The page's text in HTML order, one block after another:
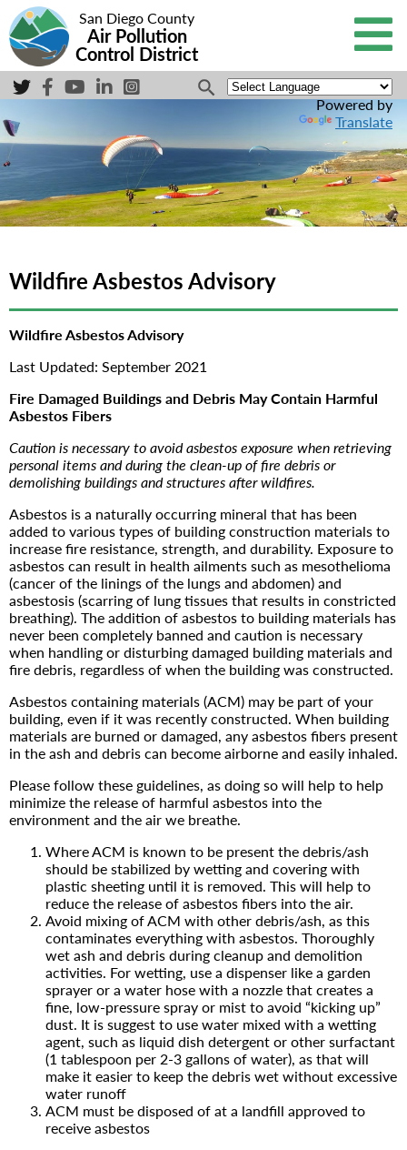
San Diego County
Air Pollution
Control District
Powered by
Translate
Wildfire Asbestos Advisory
Wildfire Asbestos Advisory
Last Updated: September 2021
Fire Damaged Buildings and Debris May Contain Harmful
Asbestos Fibers
Caution is necessary to avoid asbestos exposure when retrieving
personal items and during the clean-up of fire debris or
demolishing buildings and structures after wildfires.
Asbestos is a naturally occurring mineral that has been
added to various types of building construction materials to
increase fire resistance, strength, and durability. Exposure to
asbestos can result in health ailments such as mesothelioma
(cancer of the linings of the lungs and abdomen) and
asbestosis (scarring of lung tissues that results in constricted
breathing). The addition of asbestos to building materials has
never been completely banned and caution is necessary
when handling or disturbing damaged building materials and
fire debris, regardless of when the building was constructed.
Asbestos containing materials (ACM) may be part of your
building, even if it was recently constructed. When building
materials are burned or damaged, any asbestos fibers present
in the ash and debris can become airborne and easily inhaled.
Please follow these guidelines, as doing so will help to help
minimize the release of harmful asbestos into the
environment and the air we breathe.
Where ACM is known to be present the debris/ash
should be stabilized by wetting and covering with
plastic sheeting until it is removed. This will help to
reduce the release of asbestos fibers into the air.
Avoid mixing of ACM with other debris/ash, as this
contaminates everything with asbestos. Thoroughly
wet ash and debris during cleanup and demolition
activities. For wetting, use a dispenser like a garden
sprayer or a water hose with a nozzle that creates a
fine, low-pressure spray or mist to avoid “kicking up”
dust. It is suggest to use water mixed with a wetting
agent, such as liquid dish detergent or other surfactant
(1 tablespoon per 2-3 gallons of water), as that will
make it easier to keep the debris wet without excessive
water runoff
ACM must be disposed of at a landfill approved to
receive asbestos